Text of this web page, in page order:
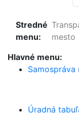
Stredné
menu:
mesto
Hlavné menu:
Samospráva
Úradná